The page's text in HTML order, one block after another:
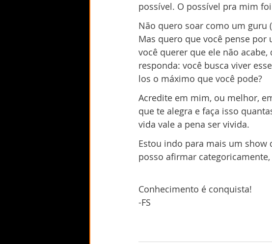
possível. O possível pra mim
Não quero soar como um guru
Mas quero que você pense
você querer que ele não
responda: você busca viver
los o máximo que você pode?
Acredite em mim, ou melhor,
que te alegra e faça isso
vida vale a pena ser vivida.
Estou indo para mais um show
posso afirmar
Conhecimento é conquista!
-FS